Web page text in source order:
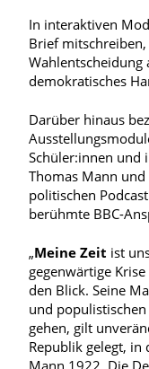
In interaktiven
Brief
Wahlentscheidung
demokratisches
Darüber hinaus
Schüler:innen und
Thomas Mann
politischen
berühmte BBC-
„Meine Zeit ist
gegenwärtige
den Blick. Seine
und
gehen, gilt
Republik gelegt, in